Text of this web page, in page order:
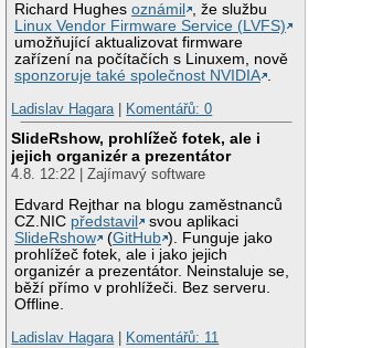
Richard Hughesoznámil
, že službu
Linux Vendor Firmware Service (LVFS)
umožňující aktualizovat firmware
zařízení na počítačích s Linuxem, nově
sponzoruje také společnost NVIDIA .
Ladislav Hagara| Komentářů: 0
SlideRshow, prohlížeč fotek, ale i
jejich organizér a prezentátor
4.8. 12:22 | Zajímavý software
Edvard Rejthar na blogu zaměstnanců
CZ.NIC představil
svou aplikaci
SlideRshow
(GitHub ). Funguje jako
prohlížeč fotek, ale i jako jejich
organizér a prezentátor. Neinstaluje se,
běží přímo v prohlížeči. Bez serveru.
Offline.
Ladislav Hagara| Komentářů: 11